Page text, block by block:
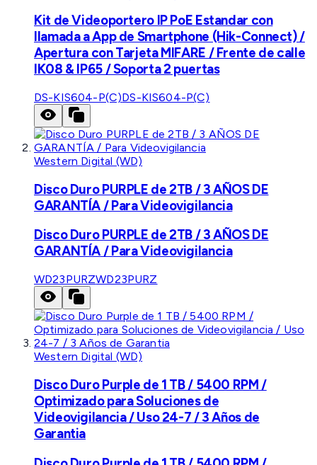
Kit de Videoportero IP PoE Estandar con
llamada a App de Smartphone (Hik-Connect) /
Apertura con Tarjeta MIFARE / Frente de calle
IK08 & IP65 / Soporta 2 puertas
DS-KIS604-P(C)DS-KIS604-P(C)
Western Digital (WD)
Disco Duro PURPLE de 2TB / 3 AÑOS DE
GARANTÍA / Para Videovigilancia
Disco Duro PURPLE de 2TB / 3 AÑOS DE
GARANTÍA / Para Videovigilancia
WD23PURZWD23PURZ
Western Digital (WD)
Disco Duro Purple de 1 TB / 5400 RPM /
Optimizado para Soluciones de
Videovigilancia / Uso 24-7 / 3 Años de
Garantia